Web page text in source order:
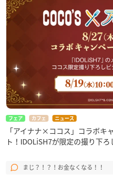
フェア カフェ ニュース
「アイナナ×ココス」コラボキ
ト！IDOLiSH7が限定の撮り下
まじ？！？！お金なくなる！！